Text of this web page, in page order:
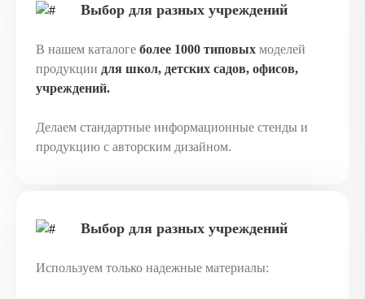
Выбор для разных учреждений
В нашем каталоге более 1000 типовых моделей
продукции для школ, детских садов, офисов,
учреждений.
Делаем стандартные информационные стенды и
продукцию с авторским дизайном.
Выбор для разных учреждений
Используем только надежные материалы: